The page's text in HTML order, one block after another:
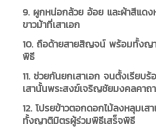
9. ผูกหน่อกล้วย อ้อย และผ้าสีแดง
ขาวม้าที่เสาเอก
10. ถือด้ายสายสิญจน์ พร้อมทั้งญ
พิธี
11. ช่วยกันยกเสาเอก จนตั้งเรียบ
เสานั้นพระสงฆ์เจริญชัยมงคลคาถ
12. โปรยข้าวตอกดอกไม้ลงหลุมเส
ทั้งญาติมิตรผู้ร่วมพิธีเสร็จพิธี